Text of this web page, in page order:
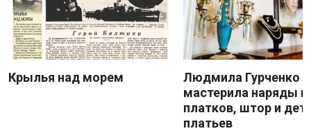
Крылья над морем
Людмила Гурченко
мастерила наряды
платков, штор и
платьев